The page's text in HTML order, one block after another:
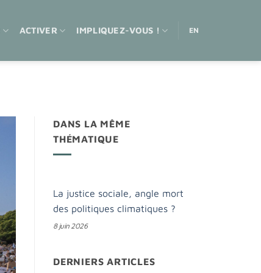
ACTIVER IMPLIQUEZ-VOUS ! EN
DANS LA MÊME
THÉMATIQUE
La justice sociale, angle mort
des politiques climatiques ?
8 juin 2026
DERNIERS ARTICLES